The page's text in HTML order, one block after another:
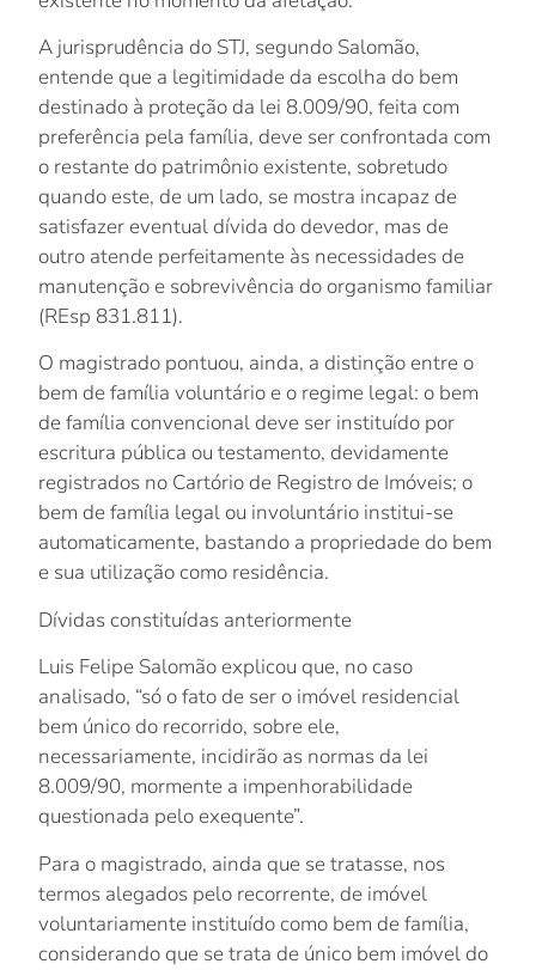
A jurisprudência do STJ, segundo Salomão,
entende que a legitimidade da escolha do bem
destinado à proteção da lei 8.009/90, feita com
preferência pela família, deve ser confrontada com
o restante do patrimônio existente, sobretudo
quando este, de um lado, se mostra incapaz de
satisfazer eventual dívida do devedor, mas de
outro atende perfeitamente às necessidades de
manutenção e sobrevivência do organismo familiar
(REsp 831.811).
O magistrado pontuou, ainda, a distinção entre o
bem de família voluntário e o regime legal: o bem
de família convencional deve ser instituído por
escritura pública ou testamento, devidamente
registrados no Cartório de Registro de Imóveis; o
bem de família legal ou involuntário institui-se
automaticamente, bastando a propriedade do bem
e sua utilização como residência.
Dívidas constituídas anteriormente
Luis Felipe Salomão explicou que, no caso
analisado, “só o fato de ser o imóvel residencial
bem único do recorrido, sobre ele,
necessariamente, incidirão as normas da lei
8.009/90, mormente a impenhorabilidade
questionada pelo exequente”.
Para o magistrado, ainda que se tratasse, nos
termos alegados pelo recorrente, de imóvel
voluntariamente instituído como bem de família,
considerando que se trata de único bem imóvel do